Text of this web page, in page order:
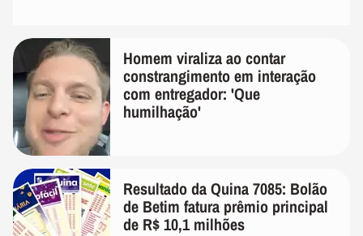
Homem viraliza ao contar
constrangimento em interação
com entregador: 'Que
humilhação'
Resultado da Quina 7085: Bolão
de Betim fatura prêmio principal
de R$ 10,1 milhões